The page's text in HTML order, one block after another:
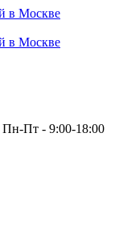
Пн-Пт - 9:00-18:00